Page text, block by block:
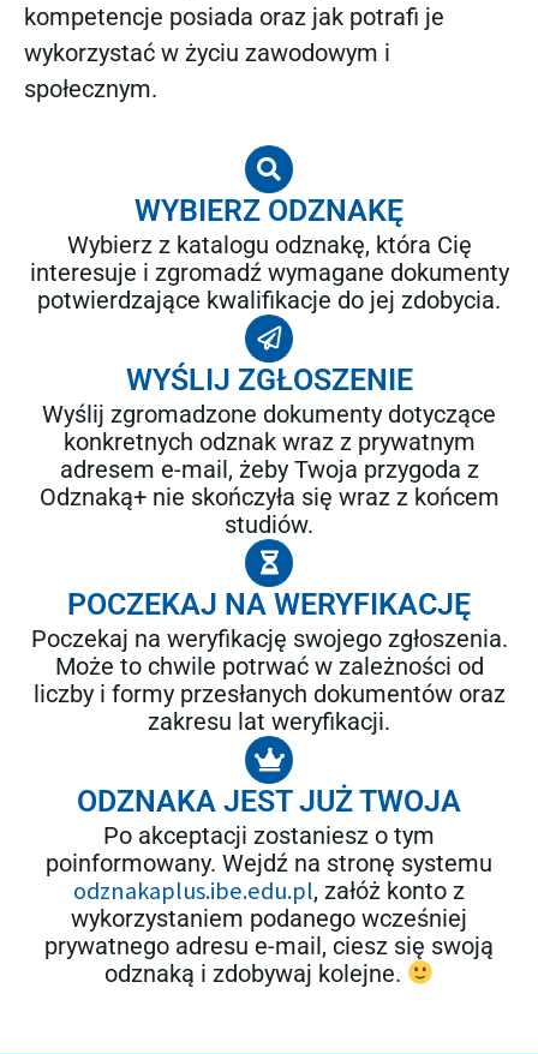
kompetencje posiada oraz jak potrafi je
wykorzystać w życiu zawodowym i
społecznym.
WYBIERZ ODZNAKĘ
Wybierz z katalogu odznakę, która Cię
interesuje i zgromadź wymagane dokumenty
potwierdzające kwalifikacje do jej zdobycia.
WYŚLIJ ZGŁOSZENIE
Wyślij zgromadzone dokumenty dotyczące
konkretnych odznak wraz z prywatnym
adresem e-mail, żeby Twoja przygoda z
Odznaką+ nie skończyła się wraz z końcem
studiów.
POCZEKAJ NA WERYFIKACJĘ
Poczekaj na weryfikację swojego zgłoszenia.
Może to chwile potrwać w zależności od
liczby i formy przesłanych dokumentów oraz
zakresu lat weryfikacji.
ODZNAKA JEST JUŻ TWOJA
Po akceptacji zostaniesz o tym
poinformowany. Wejdź na stronę systemu
odznakaplus.ibe.edu.pl, załóż konto z
wykorzystaniem podanego wcześniej
prywatnego adresu e-mail, ciesz się swoją
odznaką i zdobywaj kolejne.